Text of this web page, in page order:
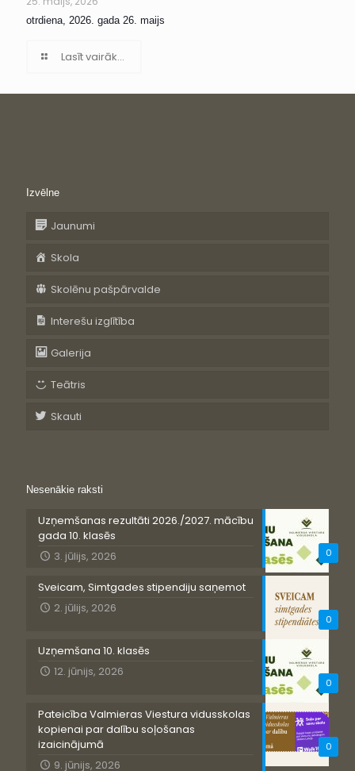
otrdiena, 2026. gada 26. maijs
Lasīt vairāk...
Izvēlne
Jaunumi
Skola
Skolēnu pašpārvalde
Interešu izglītība
Galerija
Teātris
Skauti
Nesenākie raksti
0
Uzņemšanas rezultāti 2026./2027. mācību
gada 10. klasēs
3. jūlijs, 2026
0
Sveicam, Simtgades stipendiju saņemot
2. jūlijs, 2026
0
Uzņemšana 10. klasēs
12. jūnijs, 2026
0
Pateicība Valmieras Viestura vidusskolas
kopienai par dalību soļošanas
izaicinājumā
9. jūnijs, 2026